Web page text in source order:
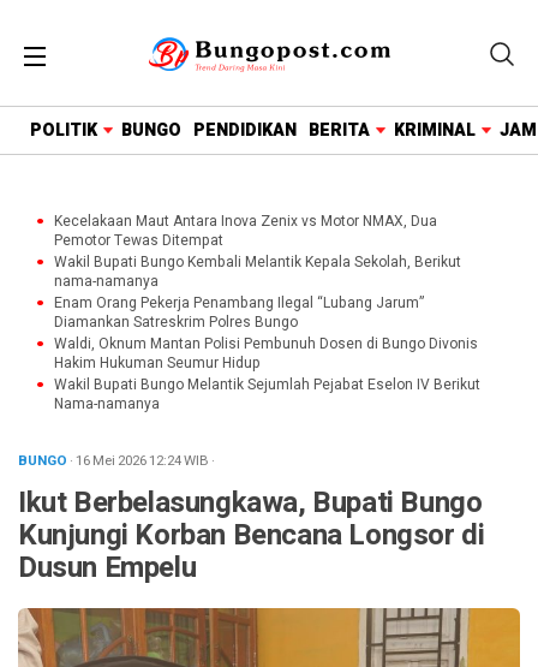
f08c47fec0942fa0
POLITIK BUNGO PENDIDIKAN BERITA KRIMINAL
Kecelakaan Maut Antara Inova Zenix vs Motor NMAX, Dua
Pemotor Tewas Ditempat
Wakil Bupati Bungo Kembali Melantik Kepala Sekolah, Berikut
nama-namanya
Enam Orang Pekerja Penambang Ilegal “Lubang Jarum”
Diamankan Satreskrim Polres Bungo
Waldi, Oknum Mantan Polisi Pembunuh Dosen di Bungo Divonis
Hakim Hukuman Seumur Hidup
Wakil Bupati Bungo Melantik Sejumlah Pejabat Eselon IV Berikut
Nama-namanya
BUNGO · 16 Mei 202612:24WIB ·
Ikut Berbelasungkawa, Bupati Bungo
Kunjungi Korban Bencana Longsor di
Dusun Empelu